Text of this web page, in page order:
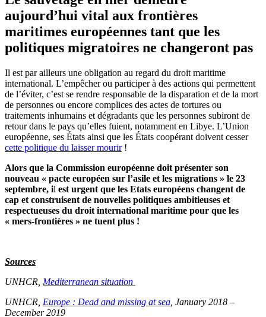
aujourd’hui vital aux frontières
maritimes européennes tant que les
politiques migratoires ne changeront pas
Il est par ailleurs une obligation au regard du droit maritime
international. L’empêcher ou participer à des actions qui permettent
de l’éviter, c’est se rendre responsable de la disparation et de la mort
de personnes ou encore complices des actes de tortures ou
traitements inhumains et dégradants que les personnes subiront de
retour dans le pays qu’elles fuient, notamment en Libye. L’Union
européenne, ses États ainsi que les États coopérant doivent cesser
cette politique du laisser mourir!
Alors que la Commission européenne doit présenter son
nouveau « pacte européen sur l’asile et les migrations » le 23
septembre, il est urgent que les Etats européens changent de
cap et construisent de nouvelles politiques ambitieuses et
respectueuses du droit international maritime pour que les
« mers-frontières » ne tuent plus !
Sources
UNHCR, Mediterranean situation
UNHCR, Europe : Dead and missing at sea , January 2018 –
December 2019